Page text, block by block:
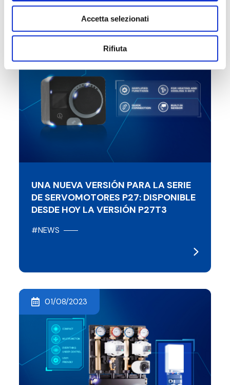
Accetta selezionati
Rifiuta
UNA NUEVA VERSIÓN PARA LA SERIE
DE SERVOMOTORES P27: DISPONIBLE
DESDE HOY LA VERSIÓN P27T3
#NEWS
01/08/2023